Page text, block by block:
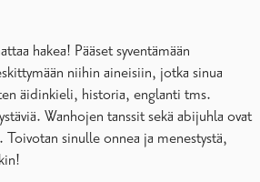
hakea! Pääset syventämään
niihin aineisiin, jotka sinua
äidinkieli, historia, englanti tms.
Wanhojen tanssit sekä abijuhla ovat
sinulle onnea ja menestystä,